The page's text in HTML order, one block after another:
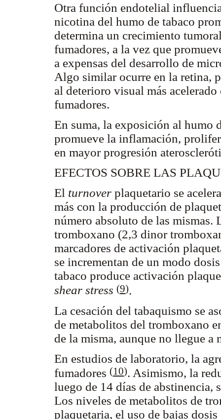
Otra función endotelial
nicotina del humo de tabaco
determina un crecimiento
fumadores, a la vez que
a expensas del desarrollo de
Algo similar ocurre en la retina,
al deterioro visual más
fumadores.
En suma, la exposición al humo
promueve la inflamación,
en mayor progresión
EFECTOS SOBRE LAS
El turnover plaquetario se
más con la producción de
número absoluto de las
tromboxano (2,3 dinor
marcadores de activación
se incrementan de un modo
tabaco produce activación
shear stress (9).
La cesación del tabaquismo se
de metabolitos del tromboxano
de la misma, aunque no llegue
En estudios de laboratorio, la
fumadores (10). Asimismo, la
luego de 14 días de abstinencia,
Los niveles de metabolitos de
plaquetaria, el uso de bajas